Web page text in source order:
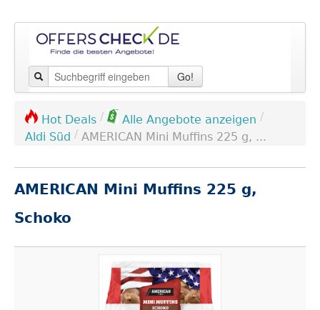
Go!
Hot Deals / Alle Angebote anzeigen /
Aldi Süd / AMERICAN Mini Muffins 225 g, ...
AMERICAN Mini Muffins 225 g,
Schoko